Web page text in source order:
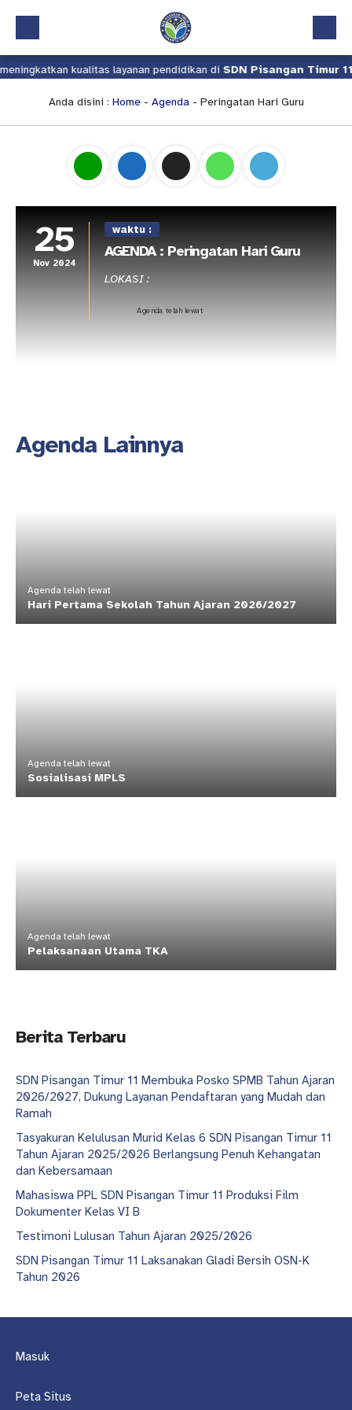
Beranda
Kalender Akademik
Pindah Sekolah
kualitas layanan pendidikan diSDN Pisangan Timur 11.
Anda disini : Home- Agenda- Peringatan Hari Guru
25
Nov 2024
waktu :
AGENDA : Peringatan Hari Guru
LOKASI :
Agenda telah lewat
Agenda Lainnya
Agenda telah lewat
Hari Pertama Sekolah Tahun Ajaran 2026/2027
Agenda telah lewat
Sosialisasi MPLS
Agenda telah lewat
Pelaksanaan Utama TKA
Berita Terbaru
SDN Pisangan Timur 11 Membuka Posko SPMB Tahun Ajaran
2026/2027, Dukung Layanan Pendaftaran yang Mudah dan
Ramah
Tasyakuran Kelulusan Murid Kelas 6 SDN Pisangan Timur 11
Tahun Ajaran 2025/2026 Berlangsung Penuh Kehangatan
dan Kebersamaan
Mahasiswa PPL SDN Pisangan Timur 11 Produksi Film
Dokumenter Kelas VI B
Testimoni Lulusan Tahun Ajaran 2025/2026
SDN Pisangan Timur 11 Laksanakan Gladi Bersih OSN-K
Tahun 2026
Masuk
Peta Situs